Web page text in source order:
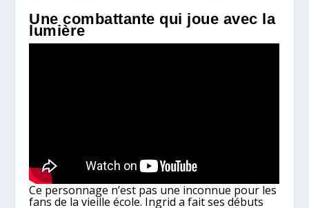
Une combattante qui joue avec la
lumière
Ce personnage n’est pas une inconnue pour les
fans de la vieille école. Ingrid a fait ses débuts